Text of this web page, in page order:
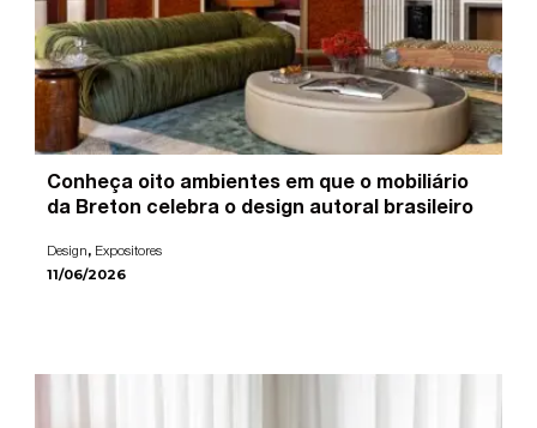
Conheça oito ambientes em que o mobiliário
da Breton celebra o design autoral brasileiro
Design, Expositores
11/06/2026